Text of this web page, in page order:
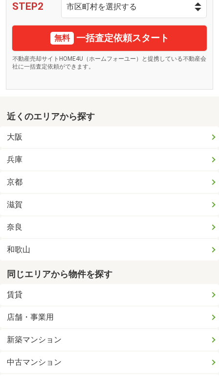
STEP2
無料 一括査定依頼スタート
不動産売却サイトHOME4U（ホームフォーユー）と提携している不動産会
社に一括査定依頼ができます。
近くのエリアから探す
大阪
兵庫
京都
滋賀
奈良
和歌山
同じエリアから物件を探す
賃貸
店舗・事業用
新築マンション
中古マンション